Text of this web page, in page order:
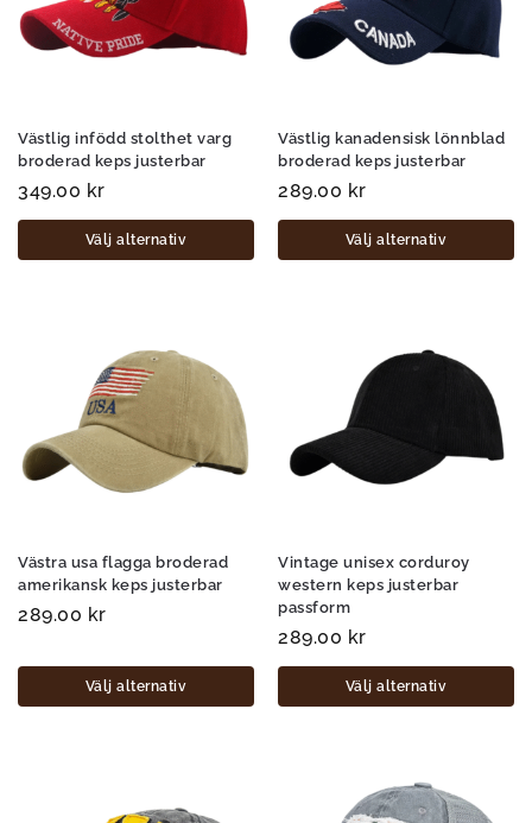
Västlig infödd stolthet varg
broderad keps justerbar
349.00 kr
Välj alternativ
Västlig kanadensisk lönnblad
broderad keps justerbar
289.00 kr
Välj alternativ
Västra usa flagga broderad
amerikansk keps justerbar
289.00 kr
Välj alternativ
Vintage unisex corduroy
western keps justerbar
passform
289.00 kr
Välj alternativ